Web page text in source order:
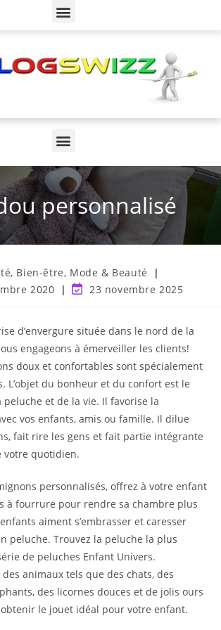
personnalisé
Bien-être, Mode & Beauté
2020
23 novembre 2025
d’envergure située dans le nord de la
engageons à émerveiller les clients!
doux et confortables sont spécialement
L’objet du bonheur et du confort est le
peluche et de la vie. Il favorise la
vos enfants, amis ou famille. Il dilue
fait rire les gens et fait partie intégrante
votre quotidien.
personnalisés, offrez à votre enfant
à fourrure pour rendre sa chambre plus
aiment s’embrasser et caresser
peluche. Trouvez la peluche la plus
de peluches Enfant Univers.
animaux tels que des chats, des
des licornes douces et de jolis ours
le jouet idéal pour votre enfant.